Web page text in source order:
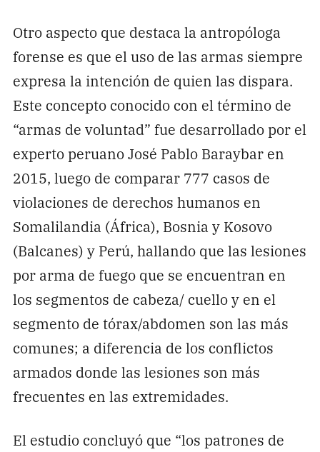
Otro aspecto que destaca la antropóloga
forense es que el uso de las armas siempre
expresa la intención de quien las dispara.
Este concepto conocido con el término de
“armas de voluntad” fue desarrollado por el
experto peruano José Pablo Baraybar en
2015, luego de comparar 777 casos de
violaciones de derechos humanos en
Somalilandia (África), Bosnia y Kosovo
(Balcanes) y Perú, hallando que las lesiones
por arma de fuego que se encuentran en
los segmentos de cabeza/ cuello y en el
segmento de tórax/abdomen son las más
comunes; a diferencia de los conflictos
armados donde las lesiones son más
frecuentes en las extremidades.
El estudio concluyó que “los patrones de